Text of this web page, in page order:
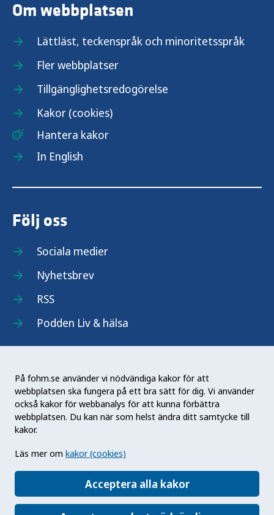
På fohm.se använder vi nödvändiga kakor för att
webbplatsen ska fungera på ett bra sätt för dig. Vi använder
också kakor för webbanalys för att kunna förbättra
webbplatsen. Du kan när som helst ändra ditt samtycke till
kakor.
Läs mer om kakor (cookies)
Acceptera alla kakor
Om webbplatsen
Lättläst, teckenspråk och minoritetsspråk
Fler webbplatser
Tillgänglighetsredogörelse
Kakor (cookies)
Hantera kakor
In English
Följ oss
Sociala medier
Nyhetsbrev
RSS
Podden Liv & hälsa
Folkhälsomyndigheten (Fohm) är en nationell
kunskapsmyndighet som arbetar för en bättre
folkhälsa. Det gör myndigheten genom att
främja hälsa, förebygga ohälsa och skydda mot
hälsohot. Vår vision är en folkhälsa som stärker
samhällets utveckling.